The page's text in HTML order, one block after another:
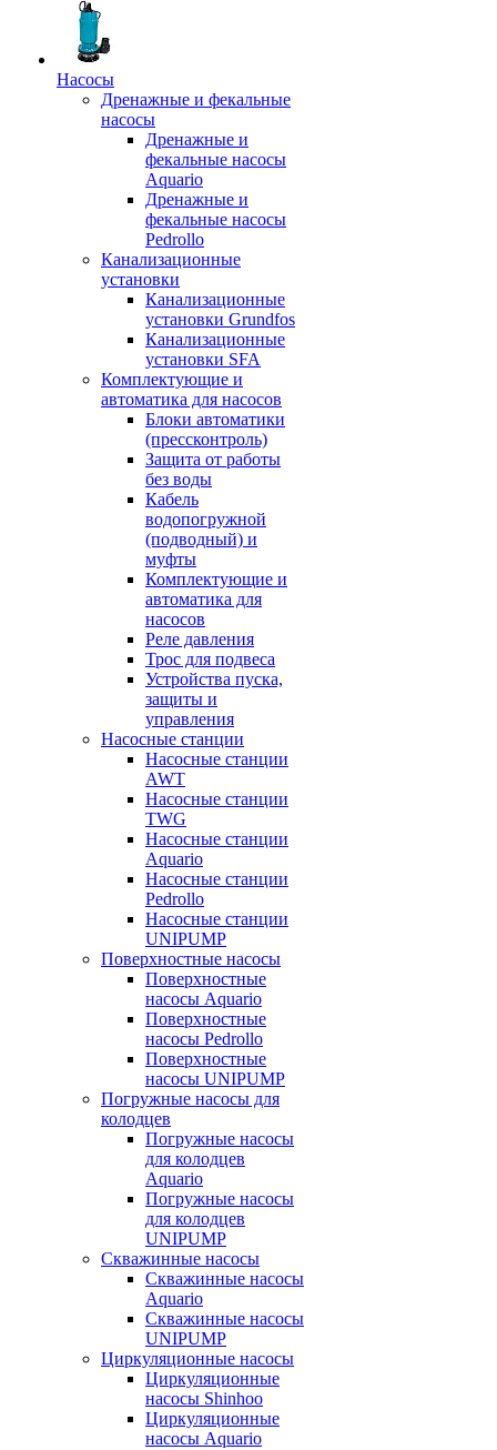
Насосы
Дренажные и фекальные
насосы
Дренажные и
фекальные насосы
Aquario
Дренажные и
фекальные насосы
Pedrollo
Канализационные
установки
Канализационные
установки Grundfos
Канализационные
установки SFA
Комплектующие и
автоматика для насосов
Блоки автоматики
(прессконтроль)
Защита от работы
без воды
Кабель
водопогружной
(подводный) и
муфты
Комплектующие и
автоматика для
насосов
Реле давления
Трос для подвеса
Устройства пуска,
защиты и
управления
Насосные станции
Насосные станции
AWT
Насосные станции
TWG
Насосные станции
Aquario
Насосные станции
Pedrollo
Насосные станции
UNIPUMP
Поверхностные насосы
Поверхностные
насосы Aquario
Поверхностные
насосы Pedrollo
Поверхностные
насосы UNIPUMP
Погружные насосы для
колодцев
Погружные насосы
для колодцев
Aquario
Погружные насосы
для колодцев
UNIPUMP
Скважинные насосы
Скважинные насосы
Aquario
Скважинные насосы
UNIPUMP
Циркуляционные насосы
Циркуляционные
насосы Shinhoo
Циркуляционные
насосы Aquario